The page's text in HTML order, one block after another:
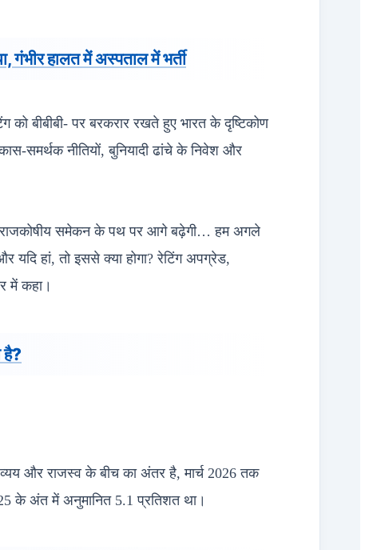
गंभीर हालत में अस्पताल में भर्ती
बीबीबी- पर बरकरार रखते हुए भारत के दृष्टिकोण
समर्थक नीतियों, बुनियादी ढांचे के निवेश और
राजकोषीय समेकन के पथ पर आगे बढ़ेगी… हम अगले
हां, तो इससे क्या होगा? रेटिंग अपग्रेड,
में कहा।
है?
और राजस्व के बीच का अंतर है, मार्च 2026 तक
के अंत में अनुमानित 5.1 प्रतिशत था।